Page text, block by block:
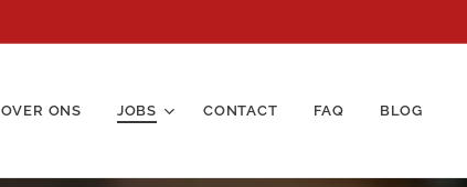
OVER ONS JOBS CONTACT FAQ BLOG